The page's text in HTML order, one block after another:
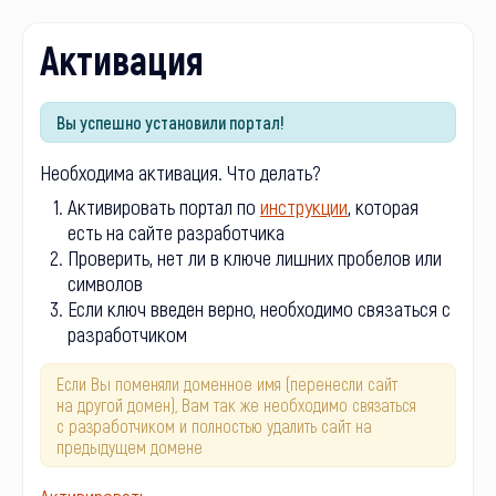
Активация
Вы успешно установили портал!
Необходима активация. Что делать?
Активировать портал по инструкции, которая
есть на сайте разработчика
Проверить, нет ли в ключе лишних пробелов или
символов
Если ключ введен верно, необходимо связаться с
разработчиком
Если Вы поменяли доменное имя (перенесли сайт
на другой домен), Вам так же необходимо связаться
с разработчиком и полностью удалить сайт на
предыдущем домене